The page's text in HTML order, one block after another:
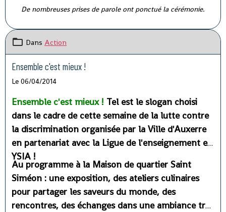
De nombreuses prises de parole ont ponctué la cérémonie.
Dans Action
Ensemble c'est mieux !
Le 06/04/2014
Ensemble c'est mieux ! Tel est le slogan choisi
dans le cadre de cette semaine de la lutte contre
la discrimination organisée par la Ville d'Auxerre
en partenariat avec la Ligue de l'enseignement et
YSIA !
Au programme à la Maison de quartier Saint
Siméon : une exposition, des ateliers culinaires
pour partager les saveurs du monde, des
rencontres, des échanges dans une ambiance très